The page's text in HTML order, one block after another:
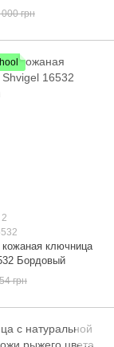
грн
2
кожаная ключница
Бордовый
грн